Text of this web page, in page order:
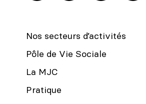
Nos secteurs d’activités
Pôle de Vie Sociale
La MJC
Pratique